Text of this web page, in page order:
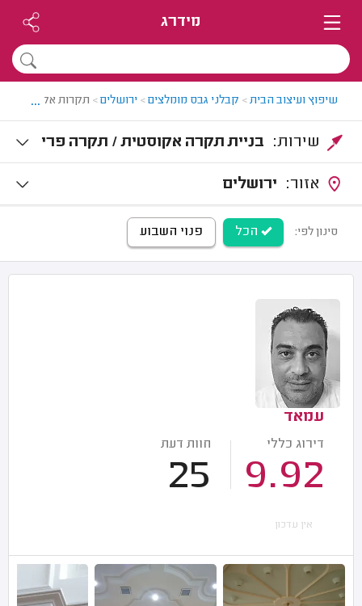
מידרג
שיפוץ ועיצוב הבית> קבלני גבס מומלצים> ירושלים> תקרות אקוסטיות
...
בניית תקרה אקוסטית / תקרה פרי
קה
ירושלים
סינון לפי: הכל פנוי השבוע
עמאד
דירוג כללי
9.92
חוות דעת
25
אין עדכון